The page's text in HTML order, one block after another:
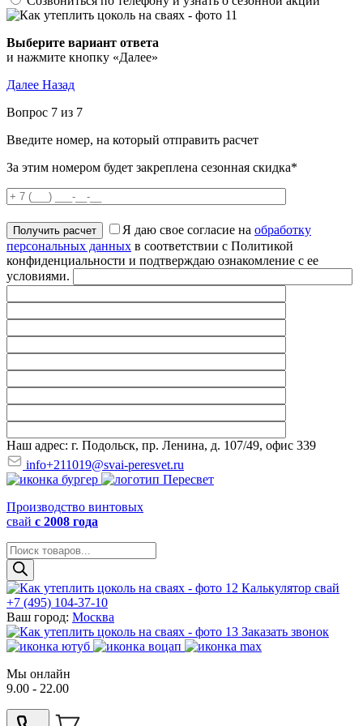
Выберите вариант ответа
и нажмите кнопку «Далее»
Далее Назад
Вопрос 7 из 7
Введите номер, на который отправить расчет
За этим номером будет закреплена сезонная скидка*
Я даю свое согласие на обработку
персональных данных в соответствии с Политикой
конфиденциальности и подтверждаю ознакомление с ее
условиями.
Наш адрес: г. Подольск, пр. Ленина, д. 107/49, офис 339
info+211019@svai-peresvet.ru
Производство винтовых
свай с 2008 года
Поиск
товаров
Калькулятор свай
+7 (495) 104-37-10
Ваш город: Москва
Заказать звонок
Мы онлайн
9.00 - 22.00